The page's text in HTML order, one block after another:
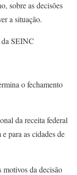
sobre as decisões
a situação.
SEINC
o fechamento
da receita federal
para as cidades de
da decisão